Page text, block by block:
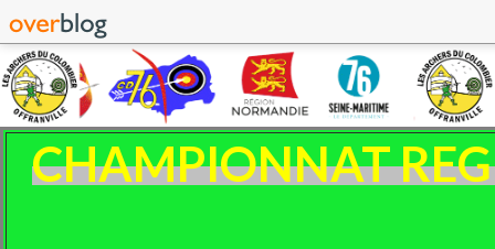
CHAMPIONNAT